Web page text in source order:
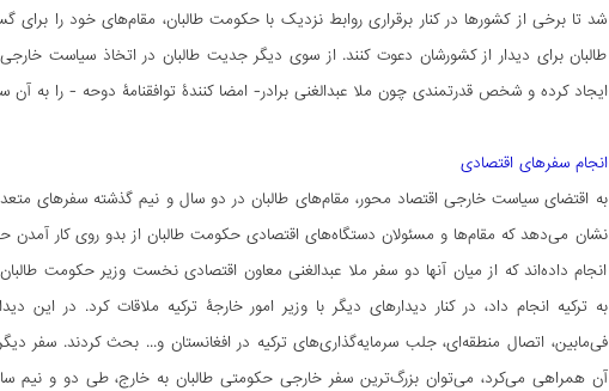
شد تا برخی از کشورها در کنار برقراری روابط نزدیک با حکومت طالبان، مقام‌های خود را
طالبان برای دیدار از کشورشان دعوت کنند. از سوی دیگر جدیت طالبان در اتخاذ سیاست
ایجاد کرده و شخص قدرتمندی چون ملا عبدالغنی برادر- امضا کنندۀ توافقنامۀ دوحه - را به
انجام سفرهای اقتصادی
به اقتضای سیاست خارجی اقتصاد محور، مقام‌های طالبان در دو سال و نیم گذشته سفرهای
انجام داده‌اند که از میان آنها دو سفر ملا عبدالغنی معاون اقتصادی نخست‌ وزیر حکومت
به ترکیه انجام داد، در کنار دیدارهای دیگر با وزیر امور خارجۀ ترکیه ملاقات کرد. در
آن همراهی می‌کرد، می‌توان بزرگ‌ترین سفر خارجی حکومتی طالبان به خارج، طی دو و